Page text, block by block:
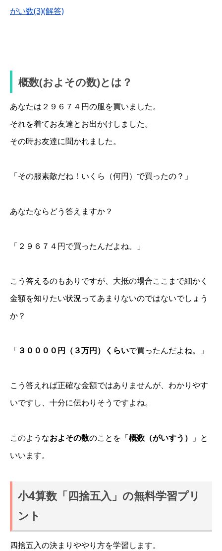
がい数(3)(解答)
概数(およその数)とは？
あなたは２９６７４円の服を買いました。
それを着てお友達とお出かけしました。
その時お友達に聞かれました。
「その服素敵だね！いくら（何円）で買ったの？」
あなたならどう答えますか？
「２９６７４円で買ったんだよね。」
こう答えるのもありですが、大抵の場合ここまで細かく
金額を知りたい状況ってあまりないのではないでしょう
か？
「 ３００００円（３万円）くらいで買ったんだよね。」
こう答えれば正確な金額ではありませんが、わかりやす
いですし、十分に伝わりそうですよね。
このようなおよその数のことを「概数（がいすう）
」と
いいます。
小4算数「四捨五入」の無料学習プリ
ント
四捨五入の決まりややり方を学習します。